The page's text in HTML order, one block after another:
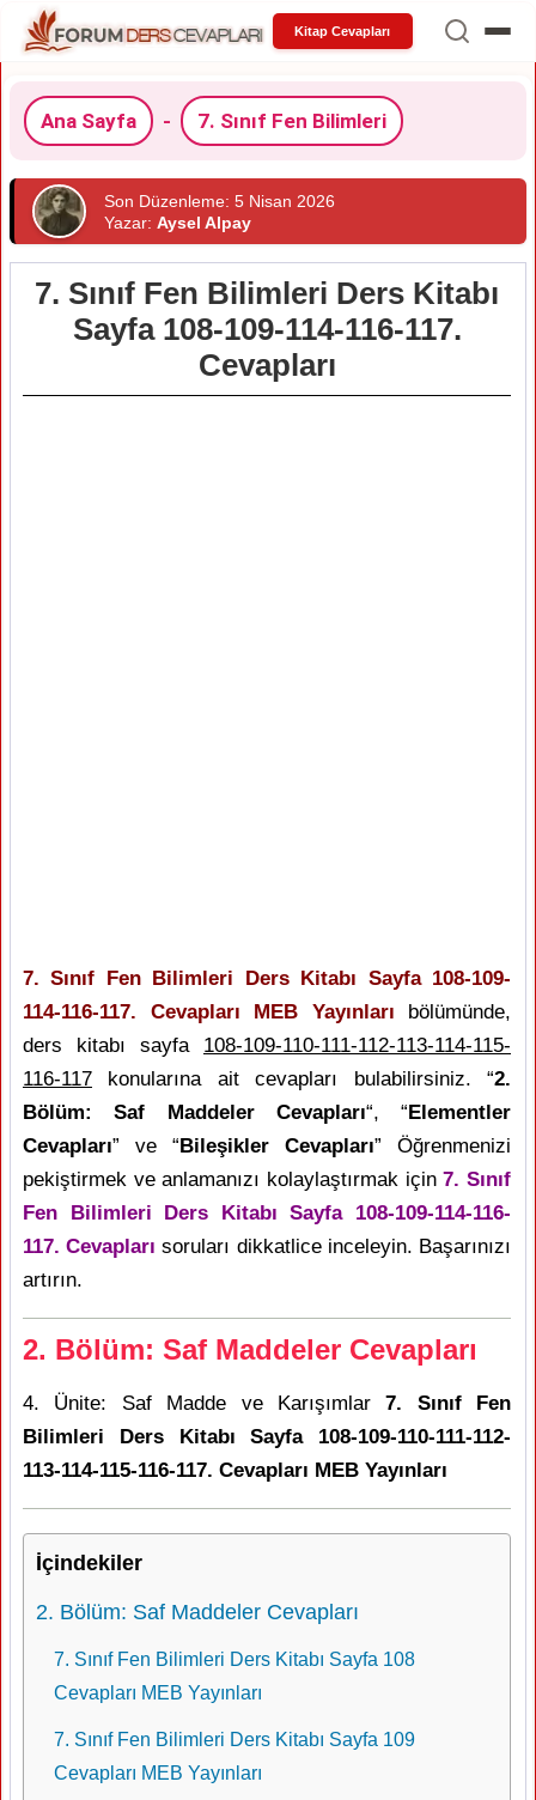
Kitap Cevapları
Ana Sayfa - 7. Sınıf Fen Bilimleri
Son Düzenleme: 5 Nisan 2026
Yazar: Aysel Alpay
7. Sınıf Fen Bilimleri Ders Kitabı
Sayfa 108-109-114-116-117.
Cevapları
7. Sınıf Fen Bilimleri Ders Kitabı Sayfa 108-109-
114-116-117. Cevapları MEB Yayınları bölümünde,
ders kitabı sayfa 108-109-110-111-112-113-114-115-
116-117 konularına ait cevapları bulabilirsiniz. “2.
Bölüm: Saf Maddeler Cevapları“, “Elementler
Cevapları” ve “Bileşikler Cevapları” Öğrenmenizi
pekiştirmek ve anlamanızı kolaylaştırmak için7. Sınıf
Fen Bilimleri Ders Kitabı Sayfa 108-109-114-116-
117. Cevapları soruları dikkatlice inceleyin. Başarınızı
artırın.
2. Bölüm: Saf Maddeler Cevapları
4. Ünite: Saf Madde ve Karışımlar7. Sınıf Fen
Bilimleri Ders Kitabı Sayfa 108-109-110-111-112-
113-114-115-116-117. Cevapları MEB Yayınları
İçindekiler
2. Bölüm: Saf Maddeler Cevapları
7. Sınıf Fen Bilimleri Ders Kitabı Sayfa 108
Cevapları MEB Yayınları
7. Sınıf Fen Bilimleri Ders Kitabı Sayfa 109
Cevapları MEB Yayınları